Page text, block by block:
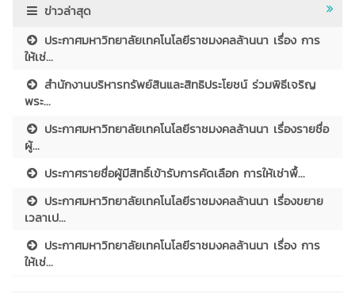
ข่าวล่าสุด
ประกาศมหาวิทยาลัยเทคโนโลยีราชมงคลล้านนา เรื่อง การ
ให้เช่...
สำนักงานบริหารทรัพย์สินและสิทธิประโยชน์ ร่วมพิธีเจริญ
พระ...
ประกาศมหาวิทยาลัยเทคโนโลยีราชมงคลล้านนา เรื่องรายชื่อ
ผู้...
ประกาศรายชื่อผู้มีสิทธิ์เข้ารับการคัดเลือก การให้เช่าพื้...
ประกาศมหาวิทยาลัยเทคโนโลยีราชมงคลล้านนา เรื่องขยาย
เวลาเป...
ประกาศมหาวิทยาลัยเทคโนโลยีราชมงคลล้านนา เรื่อง การ
ให้เช่...